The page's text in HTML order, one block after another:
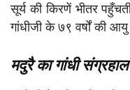
सूर्य की किरणें भीतर
गांधीजी के ७९ वर्षों की आयु
मदुरै का गांधी